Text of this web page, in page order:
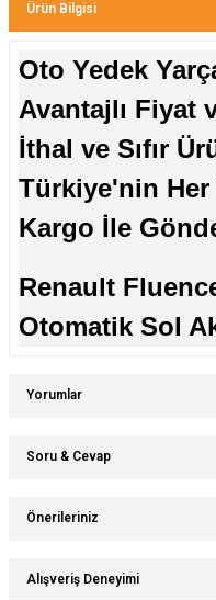
Ürün Bilgisi
Oto Yedek
Avantajlı Fiyat
İthal ve Sıfır
Türkiye'nin Her
Kargo İle
Renault
Otomatik Sol
Yorumlar
Soru & Cevap
Önerileriniz
Bu ürünün fiyat bilgisi, resim,
yetersiz gördüğünüz noktaları
Alışveriş Deneyimi